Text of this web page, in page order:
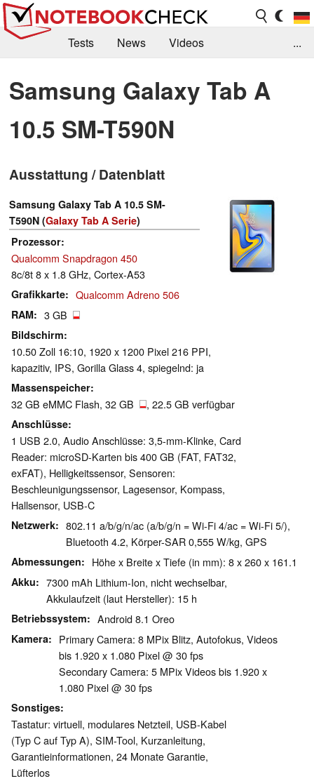
Tests News
Videos
Kaufberatung
Deals Suche
Jobs
Forum
...
Samsung Galaxy Tab A
10.5 SM-T590N
Ausstattung / Datenblatt
Samsung Galaxy Tab A 10.5 SM-
T590N (Galaxy Tab A Serie)
Prozessor
Qualcomm Snapdragon 450
8c/8t 8 x 1.8 GHz, Cortex-A53
Grafikkarte Qualcomm Adreno 506
RAM 3 GB
Bildschirm
10.50 Zoll 16:10, 1920 x 1200 Pixel 216 PPI,
kapazitiv, IPS, Gorilla Glass 4, spiegelnd: ja
Massenspeicher
32 GB eMMC Flash, 32 GB , 22.5 GB verfügbar
Anschlüsse
1 USB 2.0, Audio Anschlüsse: 3,5-mm-Klinke, Card
Reader: microSD-Karten bis 400 GB (FAT, FAT32,
exFAT), Helligkeitssensor, Sensoren:
Beschleunigungssensor, Lagesensor, Kompass,
Hallsensor, USB-C
Netzwerk
802.11 a/b/g/n/ac (a/b/g/n = Wi-Fi 4/ac = Wi-Fi 5/),
Bluetooth 4.2, Körper-SAR 0,555 W/kg, GPS
Abmessungen Höhe x Breite x Tiefe (in mm): 8 x 260 x 161.1
Akku
7300 mAh Lithium-Ion, nicht wechselbar,
Akkulaufzeit (laut Hersteller): 15 h
Betriebssystem Android 8.1 Oreo
Kamera
Primary Camera: 8 MPix Blitz, Autofokus, Videos
bis 1.920 x 1.080 Pixel @ 30 fps
Secondary Camera: 5 MPix Videos bis 1.920 x
1.080 Pixel @ 30 fps
Sonstiges
Tastatur: virtuell, modulares Netzteil, USB-Kabel
(Typ C auf Typ A), SIM-Tool, Kurzanleitung,
Garantieinformationen, 24 Monate Garantie,
Lüfterlos